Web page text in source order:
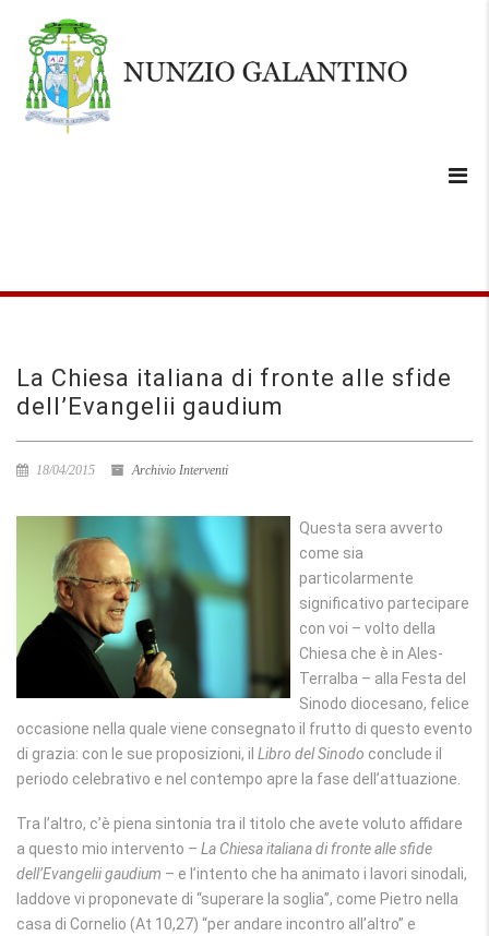
La Chiesa italiana di fronte alle sfide
dell’Evangelii gaudium
18/04/2015 Archivio Interventi
Questa sera avverto
come sia
particolarmente
significativo partecipare
con voi – volto della
Chiesa che è in Ales-
Terralba – alla Festa del
Sinodo diocesano, felice
occasione nella quale viene consegnato il frutto di questo evento
di grazia: con le sue proposizioni, il Libro del Sinodo conclude il
periodo celebrativo e nel contempo apre la fase dell’attuazione.
Tra l’altro, c’è piena sintonia tra il titolo che avete voluto affidare
a questo mio intervento – La Chiesa italiana di fronte alle sfide
dell’Evangelii gaudium – e l’intento che ha animato i lavori sinodali,
laddove vi proponevate di “superare la soglia”, come Pietro nella
casa di Cornelio (At 10,27) “per andare incontro all’altro” e